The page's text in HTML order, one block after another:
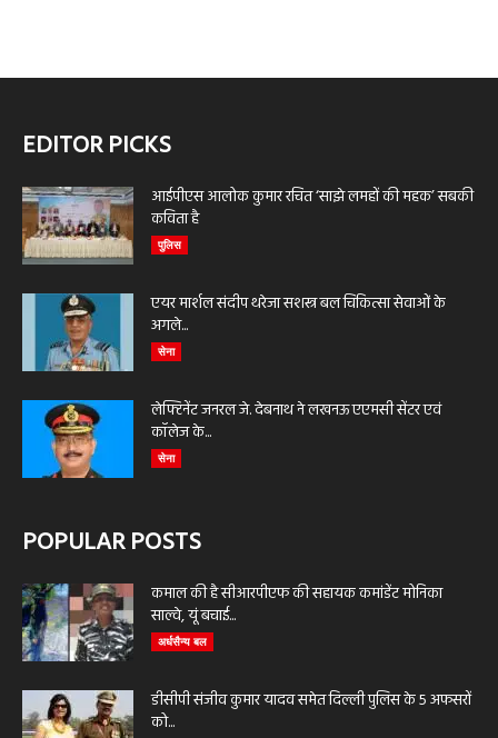
EDITOR PICKS
आईपीएस आलोक कुमार रचित ‘साझे लमहों की महक’ सबकी
कविता है
पुलिस
एयर मार्शल संदीप थरेजा सशस्त्र बल चिकित्सा सेवाओं के
अगले...
सेना
लेफ्टिनेंट जनरल जे. देबनाथ ने लखनऊ एएमसी सेंटर एवं
कॉलेज के...
सेना
POPULAR POSTS
कमाल की है सीआरपीएफ की सहायक कमांडेंट मोनिका
साल्वे, यूं बचाई...
अर्धसैन्य बल
डीसीपी संजीव कुमार यादव समेत दिल्ली पुलिस के 5 अफसरों
को...